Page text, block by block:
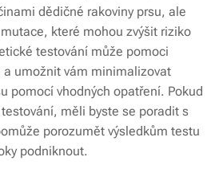
dědičné rakoviny prsu, ale
které mohou zvýšit riziko
testování může pomoci
umožnit vám minimalizovat
pomocí vhodných opatření. Pokud
měli byste se poradit s
porozumět výsledkům testu
podniknout.